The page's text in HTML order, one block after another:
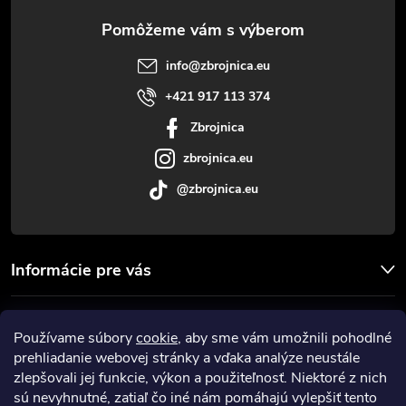
Používame súborycookie, aby sme vám umožnili pohodlné
prehliadanie webovej stránky a vďaka analýze neustále
zlepšovali jej funkcie, výkon a použiteľnosť. Niektoré z nich
sú nevyhnutné, zatiaľ čo iné nám pomáhajú vylepšiť tento
Informácie pre vás
Prijímame online platby
info@zbrojnica.eu
+421 917 113 374
Zbrojnica
zbrojnica.eu
@zbrojnica.eu